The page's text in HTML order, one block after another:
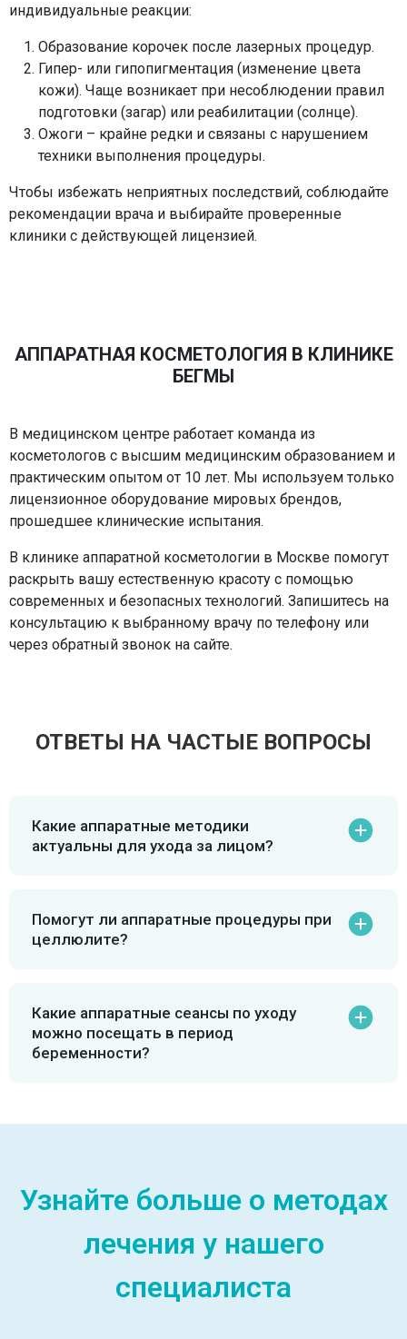
индивидуальные реакции:
Образование корочек после лазерных процедур.
Гипер- или гипопигментация (изменение цвета
кожи). Чаще возникает при несоблюдении правил
подготовки (загар) или реабилитации (солнце).
Ожоги – крайне редки и связаны с нарушением
техники выполнения процедуры.
Чтобы избежать неприятных последствий, соблюдайте
рекомендации врача и выбирайте проверенные
клиники с действующей лицензией.
АППАРАТНАЯ КОСМЕТОЛОГИЯ В КЛИНИКЕ
БЕГМЫ
В медицинском центре работает команда из
косметологов с высшим медицинским образованием и
практическим опытом от 10 лет. Мы используем только
лицензионное оборудование мировых брендов,
прошедшее клинические испытания.
В клинике аппаратной косметологии в Москве помогут
раскрыть вашу естественную красоту с помощью
современных и безопасных технологий. Запишитесь на
консультацию к выбранному врачу по телефону или
через обратный звонок на сайте.
ОТВЕТЫ НА ЧАСТЫЕ ВОПРОСЫ
Какие аппаратные методики
актуальны для ухода за лицом?
Помогут ли аппаратные процедуры при
целлюлите?
Какие аппаратные сеансы по уходу
можно посещать в период
беременности?
Узнайте больше о методах
лечения у нашего
специалиста